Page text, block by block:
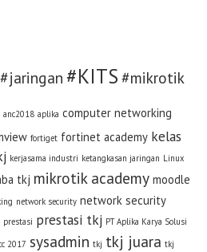
#jaringan #KITS #mikrotik
anc2018 aplika computer networking
fortiget fortinet academy kelas
kerjasama industri ketangkasan jaringan Linux
tkj mikrotik academy moodle
network security network security
prestasi prestasi tkj PT Aplika Karya Solusi
2017 sysadmin tkj tkj juara tkj